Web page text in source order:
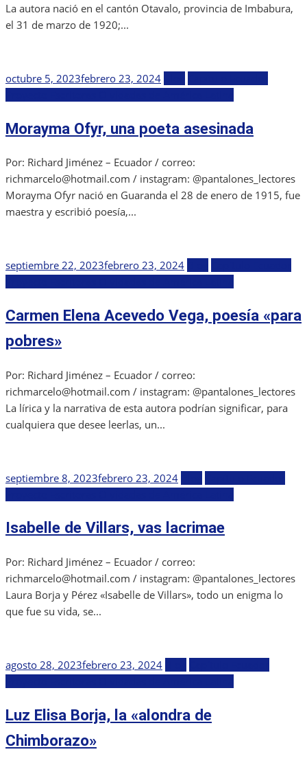
La autora nació en el cantón Otavalo, provincia de Imbabura,
el 31 de marzo de 1920;...
Publicada
octubre 5, 2023febrero 23, 2024
Morayma Ofyr, una poeta asesinada
Por: Richard Jiménez – Ecuador / correo:
richmarcelo@hotmail.com / instagram: @pantalones_lectores
Morayma Ofyr nació en Guaranda el 28 de enero de 1915, fue
maestra y escribió poesía,...
Publicada
septiembre 22, 2023febrero 23, 2024
Carmen Elena Acevedo Vega, poesía «para
pobres»
Por: Richard Jiménez – Ecuador / correo:
richmarcelo@hotmail.com / instagram: @pantalones_lectores
La lírica y la narrativa de esta autora podrían significar, para
cualquiera que desee leerlas, un...
Publicada
septiembre 8, 2023febrero 23, 2024
Isabelle de Villars, vas lacrimae
Por: Richard Jiménez – Ecuador / correo:
richmarcelo@hotmail.com / instagram: @pantalones_lectores
Laura Borja y Pérez «Isabelle de Villars», todo un enigma lo
que fue su vida, se...
Publicada
agosto 28, 2023febrero 23, 2024
Luz Elisa Borja, la «alondra de
Chimborazo»